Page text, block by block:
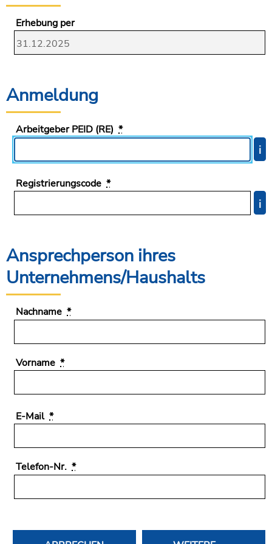
Erhebung per
Anmeldung
Arbeitgeber PEID (RE) *
i
Registrierungscode *
i
Ansprechperson ihres
Unternehmens/Haushalts
Nachname *
Vorname *
E-Mail *
Telefon-Nr. *